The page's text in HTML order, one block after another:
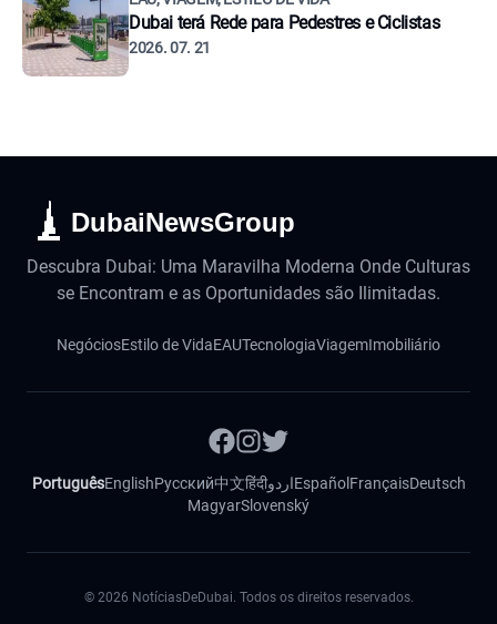
Dubai terá Rede para Pedestres e Ciclistas
2026. 07. 21
DubaiNewsGroup
Descubra Dubai: Uma Maravilha Moderna Onde Culturas
se Encontram e as Oportunidades são Ilimitadas.
NegóciosEstilo de VidaEAUTecnologiaViagemImobiliário
PortuguêsEnglishРусский中文हिंदीاردوEspañol FrançaisDeutsch
MagyarSlovenský
© 2026 NotíciasDeDubai. Todos os direitos reservados.